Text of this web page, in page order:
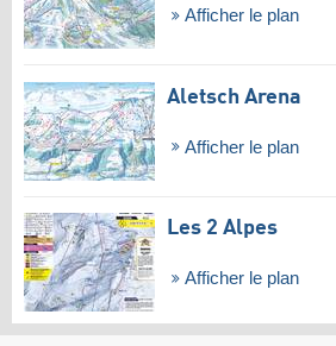
Afficher le plan
Aletsch Arena
Afficher le plan
Les 2 Alpes
Afficher le plan